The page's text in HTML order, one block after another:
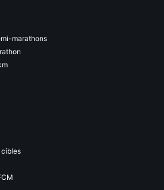
marathons
cibles